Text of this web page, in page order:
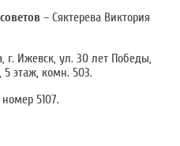
– Сяктерева Виктория
г. Ижевск, ул. 30 лет Победы,
этаж, комн. 503.
5107.